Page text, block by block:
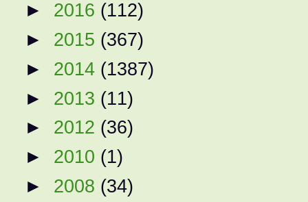
► 2016 (112)
► 2015 (367)
► 2014 (1387)
► 2013 (11)
► 2012 (36)
► 2010 (1)
► 2008 (34)